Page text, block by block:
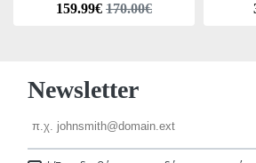
159.99€ 170.00€
Newsletter